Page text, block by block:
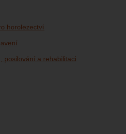
horolezectví
posilování a rehabilitaci